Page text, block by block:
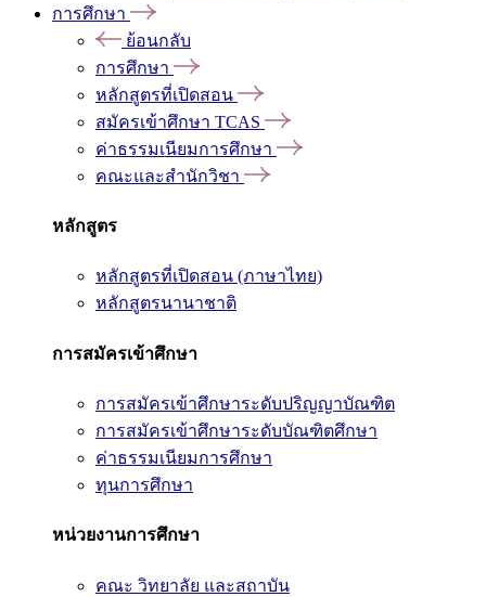
การศึกษา
ย้อนกลับ
การศึกษา
หลักสูตรที่เปิดสอน
สมัครเข้าศึกษา TCAS
ค่าธรรมเนียมการศึกษา
คณะและสำนักวิชา
หลักสูตร
หลักสูตรที่เปิดสอน (ภาษาไทย)
หลักสูตรนานาชาติ
การสมัครเข้าศึกษา
การสมัครเข้าศึกษาระดับปริญญาบัณฑิต
การสมัครเข้าศึกษาระดับบัณฑิตศึกษา
ค่าธรรมเนียมการศึกษา
ทุนการศึกษา
หน่วยงานการศึกษา
คณะ วิทยาลัย และสถาบัน